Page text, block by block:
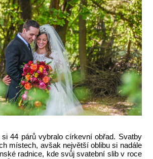
44 párů vybralo církevní obřad. Svatby
místech, avšak největší oblibu si nadále
radnice, kde svůj svatební slib v roce